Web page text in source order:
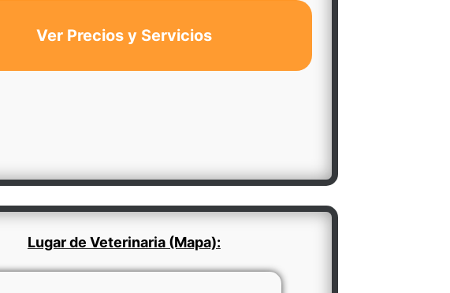
Ver Precios y Servicios
Lugar de Veterinaria (Mapa):